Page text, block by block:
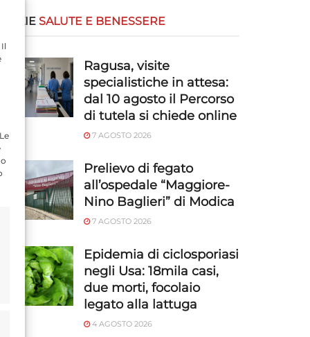
SALUTE E BENESSERE
Ragusa, visite
specialistiche in attesa:
dal 10 agosto il Percorso
di tutela si chiede online
7 AGOSTO 2026
Prelievo di fegato
all’ospedale “Maggiore-
Nino Baglieri” di Modica
7 AGOSTO 2026
Epidemia di ciclosporiasi
negli Usa: 18mila casi,
due morti, focolaio
legato alla lattuga
4 AGOSTO 2026